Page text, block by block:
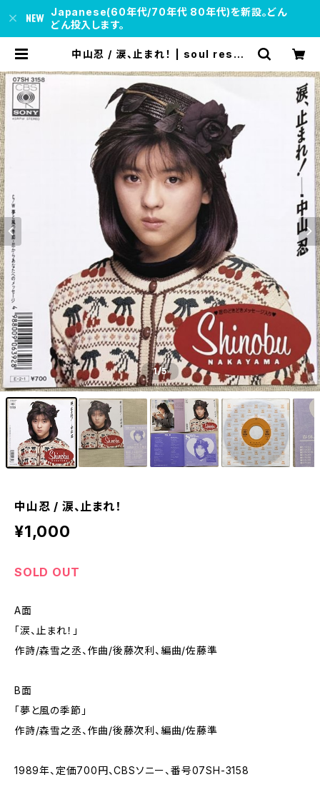
Japanese(60年代/70年代 80年代)を新設。どん
どん投入します。
中山忍 / 涙、止まれ！ | soul respe
1/5
中山忍 / 涙、止まれ！
¥1,000
SOLD OUT
A面
「涙、止まれ！」
作詩/森雪之丞、作曲/後藤次利、編曲/佐藤準
B面
「夢と風の季節」
作詩/森雪之丞、作曲/後藤次利、編曲/佐藤準
1989年、定価700円、CBSソニー、番号07SH-3158